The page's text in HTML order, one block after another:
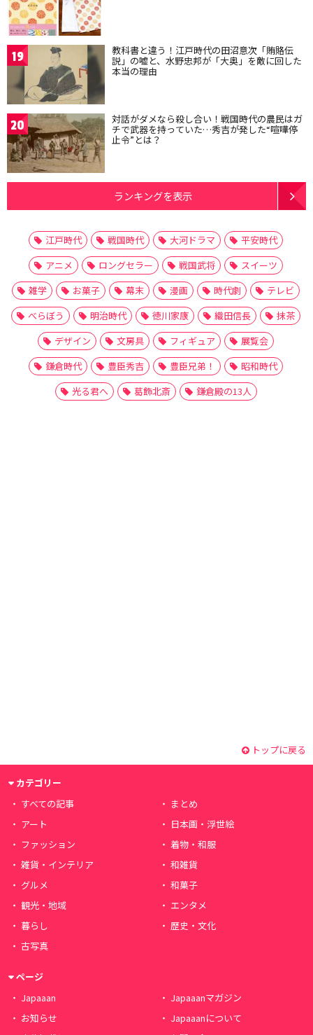
19 教科書と違う！江戸時代の田沼意次「賄賂伝
説」の嘘と、水野忠邦が「大奥」を敵に回した
本当の理由
20 対話がダメなら殺し合い！戦国時代の農民はガ
チで武器を持っていた…秀吉が発した“喧嘩停
止令”とは？
ランキングを表示
江戸時代 戦国時代 大河ドラマ
平安時代
アニメ
ロングセラー 戦国武将
スイーツ
雑学
お菓子 幕末 漫画 時代劇
テレビ
べらぼう
明治時代 徳川家康 織田信長
抹茶
デザイン
文房具 フィギュア
展覧会
鎌倉時代
豊臣秀吉 豊臣兄弟！
昭和時代
光る君へ
葛飾北斎 鎌倉殿の13人
トップに戻る
カテゴリー
すべての記事
まとめ
アート
日本画・浮世絵
ファッション
着物・和服
雑貨・インテリア
和雑貨
グルメ
和菓子
観光・地域
エンタメ
暮らし
歴史・文化
古写真
ページ
Japaaan
Japaaanマガジン
お知らせ
Japaaanについて